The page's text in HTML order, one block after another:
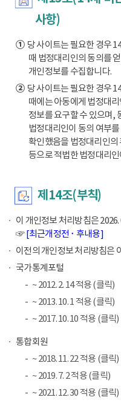
사항)
①당 사이트는 필요한 경우
때 법정대리인의 동의를
개인정보를 수집합니다.
②당 사이트는 필요한 경우
때에는 아동에게 법정대
정보를 요구할 수 있으며,
법정대리인이 동의 여부
확인했음을 법정대리인의
등으로 적법한 법정대리
제14조(부칙)
이 개인정보 처리방침은
☞[최근개정전 ･ 후내용]
이전의 개인정보 처리방침은
국가통계포털
~ 2012. 2. 14 적용 (클릭)
~ 2013. 10. 1 적용 (클릭)
~ 2017. 10. 10 적용 (클릭)
통합회원
~ 2018. 11. 22 적용 (클릭)
~ 2019. 7. 2 적용 (클릭)
~ 2021. 12. 30 적용 (클릭)